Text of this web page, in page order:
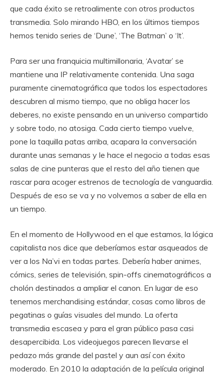
que cada éxito se retroalimente con otros productos
transmedia. Solo mirando HBO, en los últimos tiempos
hemos tenido series de ‘Dune’, ‘The Batman’ o ‘It’.
Para ser una franquicia multimillonaria, ‘Avatar’ se
mantiene una IP relativamente contenida. Una saga
puramente cinematográfica que todos los espectadores
descubren al mismo tiempo, que no obliga hacer los
deberes, no existe pensando en un universo compartido
y sobre todo, no atosiga. Cada cierto tiempo vuelve,
pone la taquilla patas arriba, acapara la conversación
durante unas semanas y le hace el negocio a todas esas
salas de cine punteras que el resto del año tienen que
rascar para acoger estrenos de tecnología de vanguardia.
Después de eso se va y no volvemos a saber de ella en
un tiempo.
En el momento de Hollywood en el que estamos, la lógica
capitalista nos dice que deberíamos estar asqueados de
ver a los Na’vi en todas partes. Debería haber animes,
cómics, series de televisión, spin-offs cinematográficos a
cholón destinados a ampliar el canon. En lugar de eso
tenemos merchandising estándar, cosas como libros de
pegatinas o guías visuales del mundo. La oferta
transmedia escasea y para el gran público pasa casi
desapercibida. Los videojuegos parecen llevarse el
pedazo más grande del pastel y aun así con éxito
moderado. En 2010 la adaptación de la película original